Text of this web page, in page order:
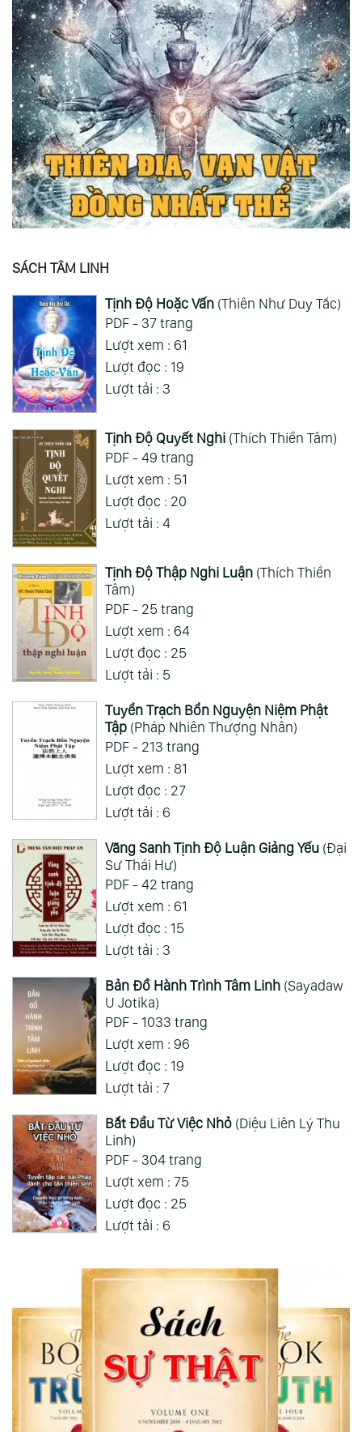
SÁCH TÂM LINH
Tịnh Độ Hoặc Vấn(Thiên Như Duy Tắc)
PDF - 37 trang
Lượt xem : 61
Lượt đọc : 19
Lượt tải : 3
Tịnh Độ Quyết Nghi(Thích Thiền Tâm)
PDF - 49 trang
Lượt xem : 51
Lượt đọc : 20
Lượt tải : 4
Tịnh Độ Thập Nghi Luận(Thích Thiền
Tâm)
PDF - 25 trang
Lượt xem : 64
Lượt đọc : 25
Lượt tải : 5
Tuyển Trạch Bổn Nguyện Niệm Phật
Tập(Pháp Nhiên Thượng Nhân)
PDF - 213 trang
Lượt xem : 81
Lượt đọc : 27
Lượt tải : 6
Vãng Sanh Tịnh Độ Luận Giảng Yếu(Đại
Sư Thái Hư)
PDF - 42 trang
Lượt xem : 61
Lượt đọc : 15
Lượt tải : 3
Bản Đồ Hành Trình Tâm Linh(Sayadaw
U Jotika)
PDF - 1033 trang
Lượt xem : 96
Lượt đọc : 19
Lượt tải : 7
Bắt Đầu Từ Việc Nhỏ(Diệu Liên Lý Thu
Linh)
PDF - 304 trang
Lượt xem : 75
Lượt đọc : 25
Lượt tải : 6